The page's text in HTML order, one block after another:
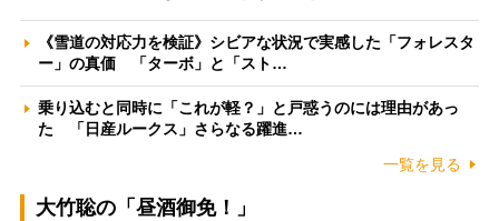
《雪道の対応力を検証》シビアな状況で実感した「フォレスタ
ー」の真価 「ターボ」と「スト…
乗り込むと同時に「これが軽？」と戸惑うのには理由があっ
た 「日産ルークス」さらなる躍進…
一覧を見る
大竹聡の「昼酒御免！」